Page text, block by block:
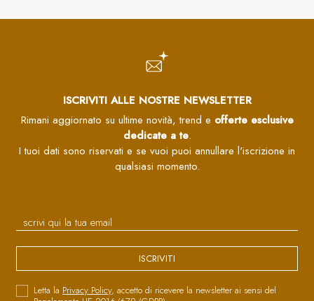
ISCRIVITI ALLE NOSTRE NEWSLETTER
Rimani aggiornato su ultime novità, trend e offerte esclusive
dedicate a te.
I tuoi dati sono riservati e se vuoi puoi annullare l'iscrizione in
qualsiasi momento.
ISCRIVITI
Letta la Privacy Policy, accetto di ricevere la newsletter ai sensi del